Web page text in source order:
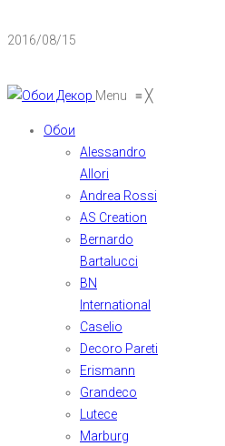
2016/08/15
Menu ≡╳
Обои
Alessandro
Allori
Andrea Rossi
AS Creation
Bernardo
Bartalucci
BN
International
Caselio
Decoro Pareti
Erismann
Grandeco
Lutece
Marburg